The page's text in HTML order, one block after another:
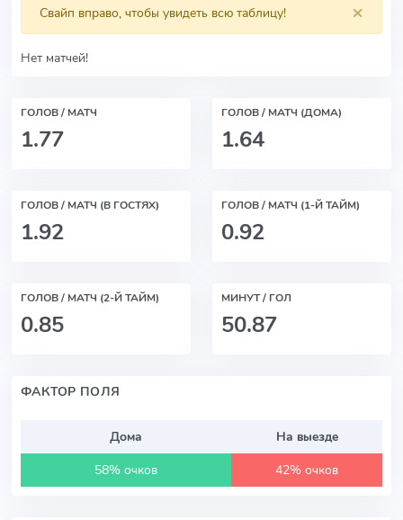
×
Свайп вправо, чтобы увидеть всю таблицу!
Нет матчей!
ГОЛОВ / МАТЧ
1.77
ГОЛОВ / МАТЧ (ДОМА)
1.64
ГОЛОВ / МАТЧ (В ГОСТЯХ)
1.92
ГОЛОВ / МАТЧ (1-Й ТАЙМ)
0.92
ГОЛОВ / МАТЧ (2-Й ТАЙМ)
0.85
МИНУТ / ГОЛ
50.87
ФАКТОР ПОЛЯ
Дома
На выезде
58% очков
42% очков